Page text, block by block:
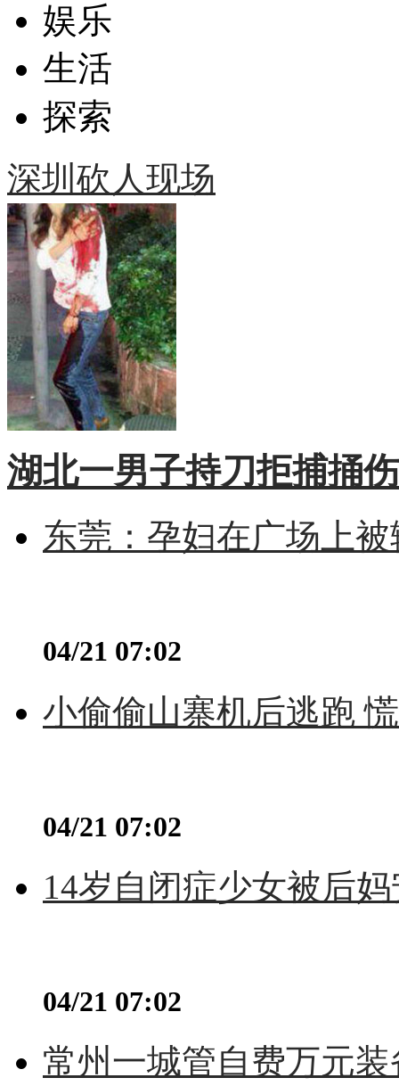
娱乐
生活
探索
深圳砍人现场
湖北一男子持刀拒捕捅
东莞：孕妇在广场上
04/21 07:02
小偷偷山寨机后逃跑
04/21 07:02
14岁自闭症少女被后
04/21 07:02
常州一城管自费万元